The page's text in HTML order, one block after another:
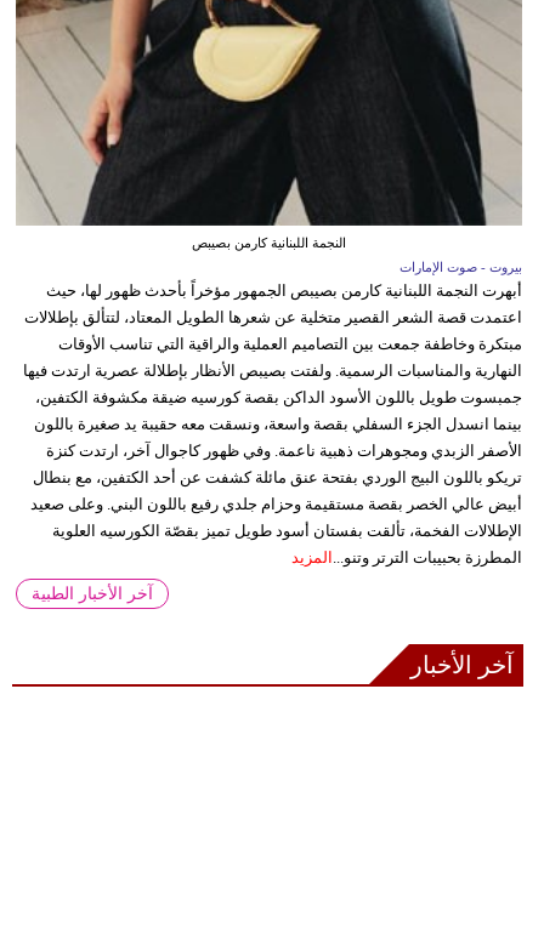
النجمة اللبنانية كارمن بصيبص
بيروت - صوت الإمارات
أبهرت النجمة اللبنانية كارمن بصيبص الجمهور مؤخراً بأحدث ظهور لها، حيث
اعتمدت قصة الشعر القصير متخلية عن شعرها الطويل المعتاد، لتتألق بإطلالات
مبتكرة وخاطفة جمعت بين التصاميم العملية والراقية التي تناسب الأوقات
النهارية والمناسبات الرسمية. ولفتت بصيبص الأنظار بإطلالة عصرية ارتدت فيها
جمبسوت طويل باللون الأسود الداكن بقصة كورسيه ضيقة مكشوفة الكتفين،
بينما انسدل الجزء السفلي بقصة واسعة، ونسقت معه حقيبة يد صغيرة باللون
الأصفر الزبدي ومجوهرات ذهبية ناعمة. وفي ظهور كاجوال آخر، ارتدت كنزة
تريكو باللون البيج الوردي بفتحة عنق مائلة كشفت عن أحد الكتفين، مع بنطال
أبيض عالي الخصر بقصة مستقيمة وحزام جلدي رفيع باللون البني. وعلى صعيد
الإطلالات الفخمة، تألقت بفستان أسود طويل تميز بقصّة الكورسيه العلوية
المطرزة بحبيبات الترتر وتنو... المزيد
آخر الأخبار الطبية
آخر الأخبار